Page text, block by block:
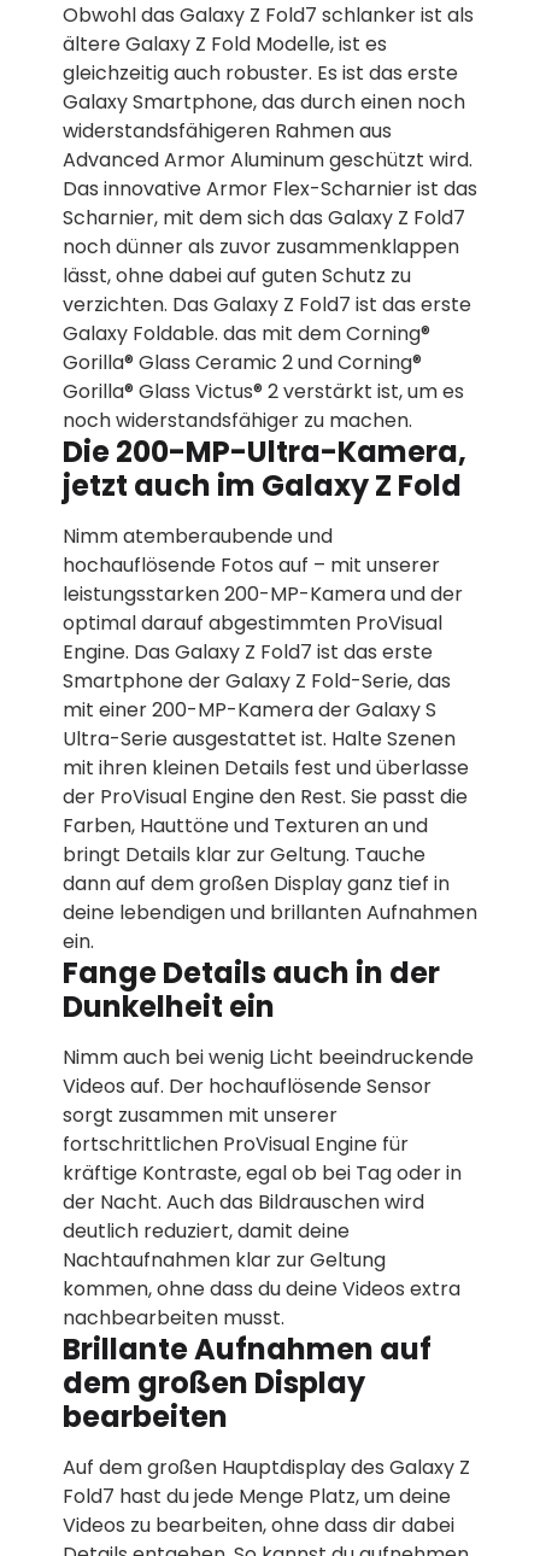
Obwohl das Galaxy Z Fold7 schlanker ist als
ältere Galaxy Z Fold Modelle, ist es
gleichzeitig auch robuster. Es ist das erste
Galaxy Smartphone, das durch einen noch
widerstandsfähigeren Rahmen aus
Advanced Armor Aluminum geschützt wird.
Das innovative Armor Flex-Scharnier ist das
Scharnier, mit dem sich das Galaxy Z Fold7
noch dünner als zuvor zusammenklappen
lässt, ohne dabei auf guten Schutz zu
verzichten. Das Galaxy Z Fold7 ist das erste
Galaxy Foldable. das mit dem Corning®
Gorilla® Glass Ceramic 2 und Corning®
Gorilla® Glass Victus® 2 verstärkt ist, um es
noch widerstandsfähiger zu machen.
Die 200-MP-Ultra-Kamera,
jetzt auch im Galaxy Z Fold
Nimm atemberaubende und
hochauflösende Fotos auf – mit unserer
leistungsstarken 200-MP-Kamera und der
optimal darauf abgestimmten ProVisual
Engine. Das Galaxy Z Fold7 ist das erste
Smartphone der Galaxy Z Fold-Serie, das
mit einer 200-MP-Kamera der Galaxy S
Ultra-Serie ausgestattet ist. Halte Szenen
mit ihren kleinen Details fest und überlasse
der ProVisual Engine den Rest. Sie passt die
Farben, Hauttöne und Texturen an und
bringt Details klar zur Geltung. Tauche
dann auf dem großen Display ganz tief in
deine lebendigen und brillanten Aufnahmen
ein.
Fange Details auch in der
Dunkelheit ein
Nimm auch bei wenig Licht beeindruckende
Videos auf. Der hochauflösende Sensor
sorgt zusammen mit unserer
fortschrittlichen ProVisual Engine für
kräftige Kontraste, egal ob bei Tag oder in
der Nacht. Auch das Bildrauschen wird
deutlich reduziert, damit deine
Nachtaufnahmen klar zur Geltung
kommen, ohne dass du deine Videos extra
nachbearbeiten musst.
Brillante Aufnahmen auf
dem großen Display
bearbeiten
Auf dem großen Hauptdisplay des Galaxy Z
Fold7 hast du jede Menge Platz, um deine
Videos zu bearbeiten, ohne dass dir dabei